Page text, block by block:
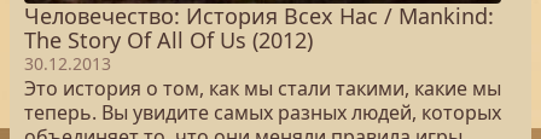
Человечество: История Всех Нас / Mankind:
The Story Of All Of Us (2012)
30.12.2013
Это история о том, как мы стали такими, какие мы
теперь. Вы увидите самых разных людей, которых